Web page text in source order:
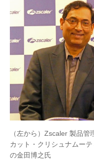
（左から）Zscaler 製品
カット・クリシュナムー
の金田博之氏